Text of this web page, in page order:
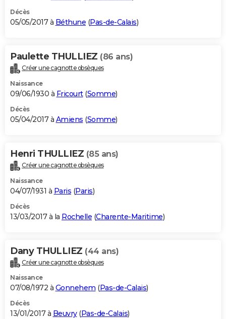
Décès
05/05/2017 à Béthune (Pas-de-Calais)
Paulette THULLIEZ (86 ans)
Créer une cagnotte obsèques
Naissance
09/06/1930 à Fricourt(Somme)
Décès
05/04/2017 à Amiens (Somme)
Henri THULLIEZ (85 ans)
Créer une cagnotte obsèques
Naissance
04/07/1931 à Paris (Paris)
Décès
13/03/2017 à la Rochelle (Charente-Maritime)
Dany THULLIEZ (44 ans)
Créer une cagnotte obsèques
Naissance
07/08/1972 à Gonnehem (Pas-de-Calais)
Décès
13/01/2017 à Beuvry(Pas-de-Calais)